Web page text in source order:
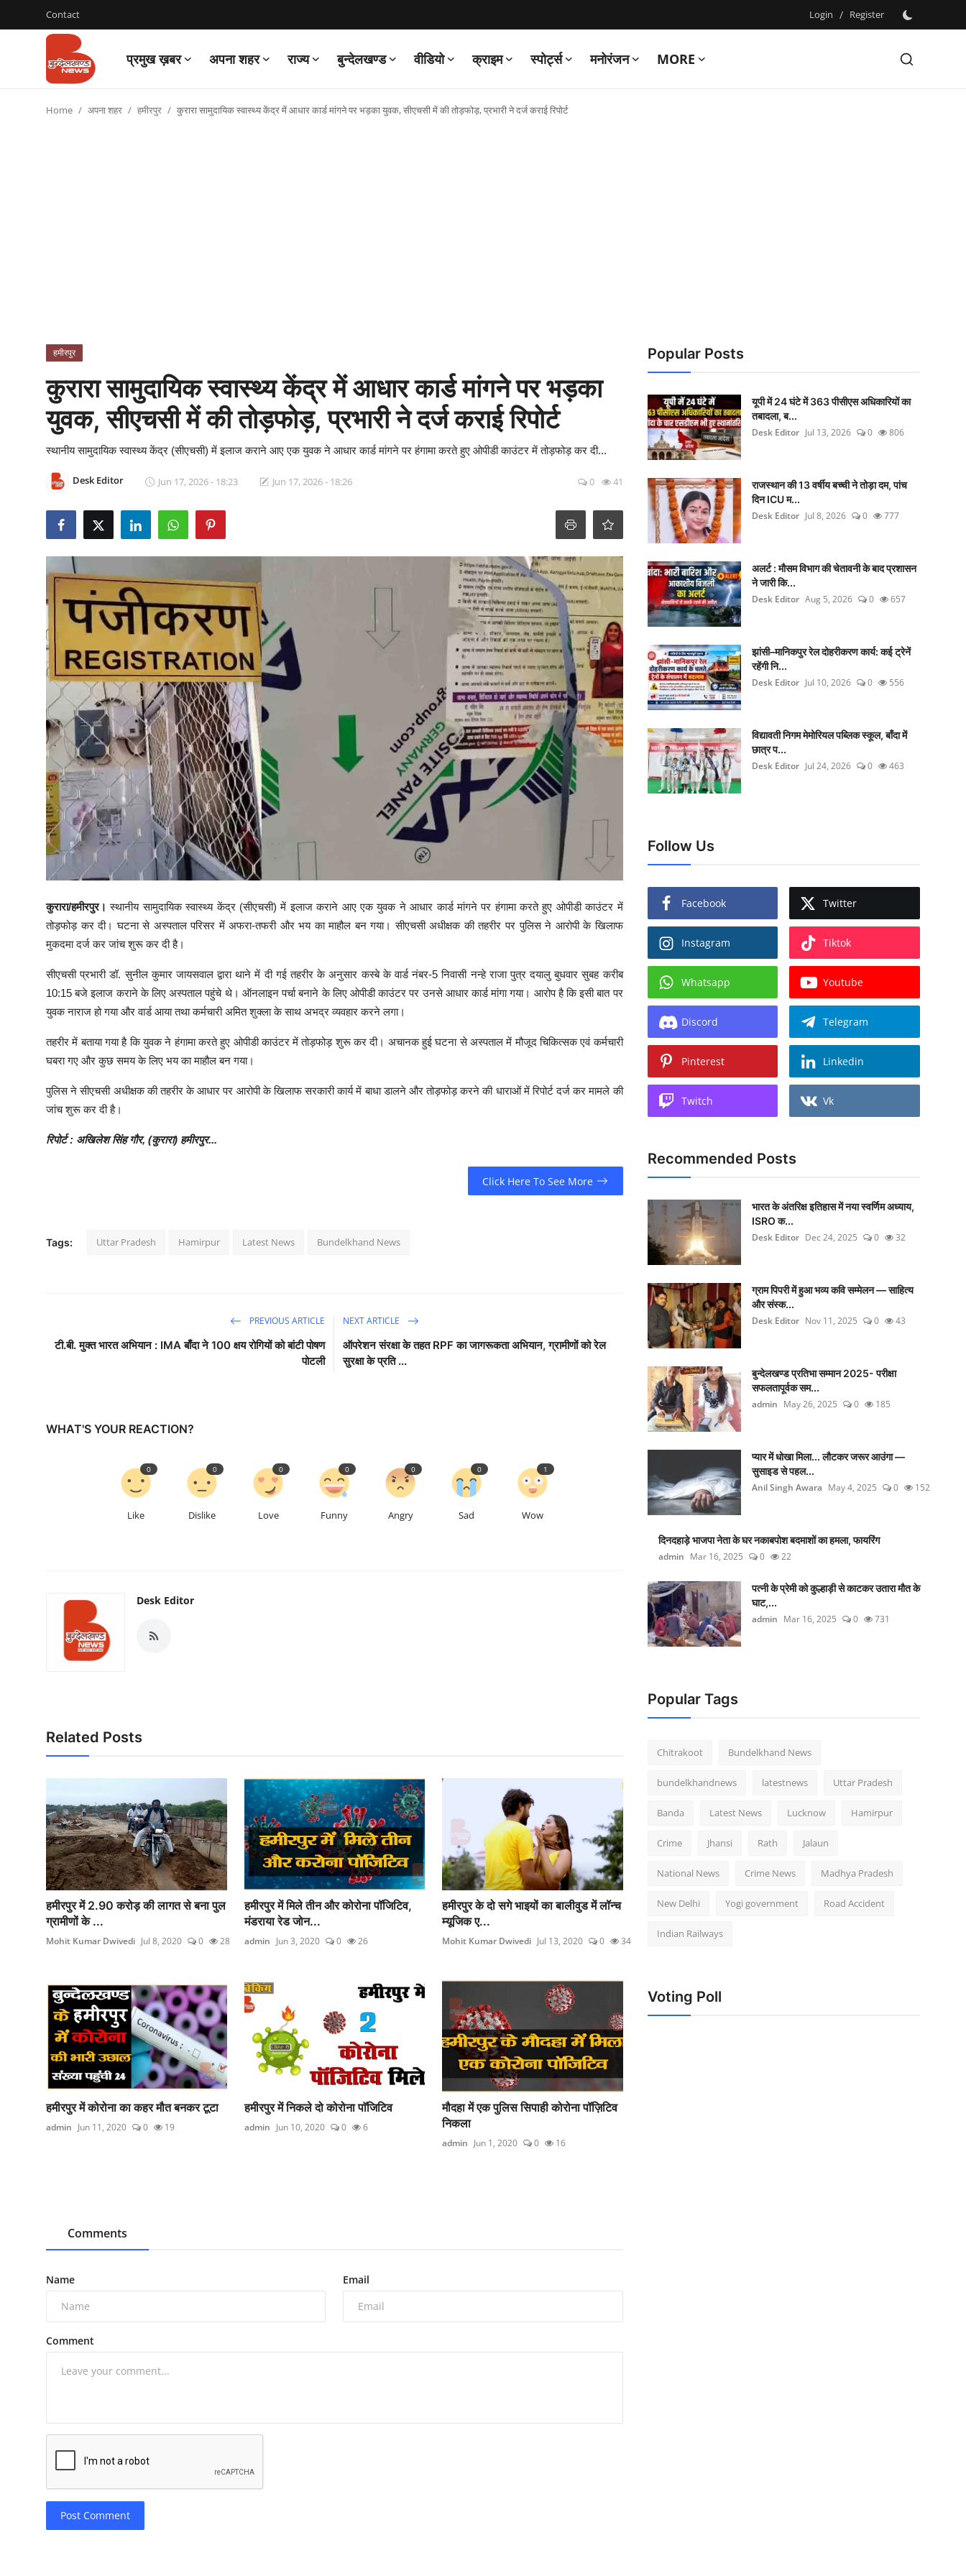
Contact Login / Register
प्रमुख ख़बर अपना शहर राज्य बुन्देलखण्ड वीडियो क्राइम स्पोर्ट्स मनोरंजन MORE
Login
Home अपना शहर हमीरपुर कुरारा सामुदायिक स्वास्थ्य केंद्र में आधार कार्ड मांगने पर भड़का युवक, सीएचसी में की तोड़फोड़, प्रभारी ने दर्ज कराई रिपोर्ट
हमीरपुर
कुरारा सामुदायिक स्वास्थ्य केंद्र में आधार कार्ड मांगने पर भड़का
युवक, सीएचसी में की तोड़फोड़, प्रभारी ने दर्ज कराई रिपोर्ट
स्थानीय सामुदायिक स्वास्थ्य केंद्र (सीएचसी) में इलाज कराने आए एक युवक ने आधार कार्ड मांगने पर हंगामा करते हुए ओपीडी काउंटर में तोड़फोड़ कर दी...
Desk Editor Jun 17, 2026 - 18:23 Jun 17, 2026 - 18:26 0 41
कुरारा/हमीरपुर। स्थानीय सामुदायिक स्वास्थ्य केंद्र (सीएचसी) में इलाज कराने आए एक युवक ने आधार कार्ड मांगने पर हंगामा करते हुए ओपीडी काउंटर में
तोड़फोड़ कर दी। घटना से अस्पताल परिसर में अफरा-तफरी और भय का माहौल बन गया। सीएचसी अधीक्षक की तहरीर पर पुलिस ने आरोपी के खिलाफ
मुकदमा दर्ज कर जांच शुरू कर दी है।
सीएचसी प्रभारी डॉ. सुनील कुमार जायसवाल द्वारा थाने में दी गई तहरीर के अनुसार कस्बे के वार्ड नंबर-5 निवासी नन्हे राजा पुत्र दयालु बुधवार सुबह करीब
10:15 बजे इलाज कराने के लिए अस्पताल पहुंचे थे। ऑनलाइन पर्चा बनाने के लिए ओपीडी काउंटर पर उनसे आधार कार्ड मांगा गया। आरोप है कि इसी बात पर
युवक नाराज हो गया और वार्ड आया तथा कर्मचारी अमित शुक्ला के साथ अभद्र व्यवहार करने लगा।
तहरीर में बताया गया है कि युवक ने हंगामा करते हुए ओपीडी काउंटर में तोड़फोड़ शुरू कर दी। अचानक हुई घटना से अस्पताल में मौजूद चिकित्सक एवं कर्मचारी
घबरा गए और कुछ समय के लिए भय का माहौल बन गया।
पुलिस ने सीएचसी अधीक्षक की तहरीर के आधार पर आरोपी के खिलाफ सरकारी कार्य में बाधा डालने और तोड़फोड़ करने की धाराओं में रिपोर्ट दर्ज कर मामले की
जांच शुरू कर दी है।
रिपोर्ट : अखिलेश सिंह गौर, (कुरारा) हमीरपुर...
Click Here To See More
Tags: Uttar Pradesh Hamirpur Latest News Bundelkhand News
PREVIOUS ARTICLE
टी.बी. मुक्त भारत अभियान : IMA बाँदा ने 100 क्षय रोगियों को बांटी पोषण
पोटली
NEXT ARTICLE
ऑपरेशन संरक्षा के तहत RPF का जागरूकता अभियान, ग्रामीणों को रेल
सुरक्षा के प्रति ...
WHAT'S YOUR REACTION?
Like
0
Dislike
0
Love
0
Funny
0
Angry
0
Sad
0
Wow
1
Desk Editor
Related Posts
हमीरपुर में 2.90 करोड़ की लागत से बना पुल
ग्रामीणों के ...
Mohit Kumar Dwivedi Jul 8, 2020 0 28
हमीरपुर में मिले तीन और कोरोना पॉजिटिव,
मंडराया रेड जोन...
admin Jun 3, 2020 0 26
हमीरपुर के दो सगे भाइयों का बालीवुड में लॉन्च
म्यूजिक ए...
Mohit Kumar Dwivedi Jul 13, 2020 0 34
हमीरपुर में कोरोना का कहर मौत बनकर टूटा
admin Jun 11, 2020 0 19
हमीरपुर में निकले दो कोरोना पाॅजिटिव
admin Jun 10, 2020 0 6
मौदहा में एक पुलिस सिपाही कोरोना पॉज़िटिव
निकला
admin Jun 1, 2020 0 16
Comments
Name Email
Comment
Post Comment
Popular Posts
यूपी में 24 घंटे में 363 पीसीएस अधिकारियों का
तबादला, ब...
Desk Editor Jul 13, 2026 0 806
राजस्थान की 13 वर्षीय बच्ची ने तोड़ा दम, पांच
दिन ICU म...
Desk Editor Jul 8, 2026 0 777
अलर्ट : मौसम विभाग की चेतावनी के बाद प्रशासन
ने जारी कि...
Desk Editor Aug 5, 2026 0 657
झांसी–मानिकपुर रेल दोहरीकरण कार्य: कई ट्रेनें
रहेंगी नि...
Desk Editor Jul 10, 2026 0 556
विद्यावती निगम मेमोरियल पब्लिक स्कूल, बाँदा में
छात्र प...
Desk Editor Jul 24, 2026 0 463
Follow Us
Facebook Twitter
Instagram Tiktok
Whatsapp Youtube
Discord Telegram
Pinterest Linkedin
Twitch Vk
Recommended Posts
भारत के अंतरिक्ष इतिहास में नया स्वर्णिम अध्याय,
ISRO क...
Desk Editor Dec 24, 2025 0 32
ग्राम पिपरी में हुआ भव्य कवि सम्मेलन — साहित्य
और संस्क...
Desk Editor Nov 11, 2025 0 43
बुन्देलखण्ड प्रतिभा सम्मान 2025- परीक्षा
सफलतापूर्वक सम...
admin May 26, 2025 0 185
प्यार में धोखा मिला... लौटकर जरूर आउंगा —
सुसाइड से पहल...
Anil Singh Awara May 4, 2025 0 152
दिनदहाड़े भाजपा नेता के घर नकाबपोश बदमाशों का हमला, फायरिंग
admin Mar 16, 2025 0 22
पत्नी के प्रेमी को कुल्हाड़ी से काटकर उतारा मौत के
घाट,...
admin Mar 16, 2025 0 731
Popular Tags
Chitrakoot Bundelkhand News
bundelkhandnews latestnews Uttar Pradesh
Banda Latest News Lucknow Hamirpur
Crime Jhansi Rath Jalaun
National News Crime News Madhya Pradesh
New Delhi Yogi government Road Accident
Indian Railways
Voting Poll